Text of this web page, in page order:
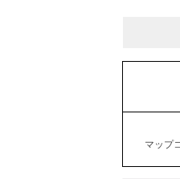
マップ